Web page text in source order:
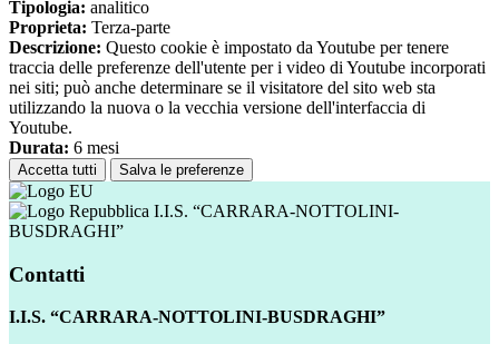
Tipologia: analitico
Proprieta: Terza-parte
Descrizione: Questo cookie è impostato da Youtube per tenere
traccia delle preferenze dell'utente per i video di Youtube incorporati
nei siti; può anche determinare se il visitatore del sito web sta
utilizzando la nuova o la vecchia versione dell'interfaccia di
Youtube.
Durata: 6 mesi
Accetta tutti Salva le preferenze
I.I.S. “CARRARA-NOTTOLINI-
BUSDRAGHI”
Contatti
I.I.S. “CARRARA-NOTTOLINI-BUSDRAGHI”